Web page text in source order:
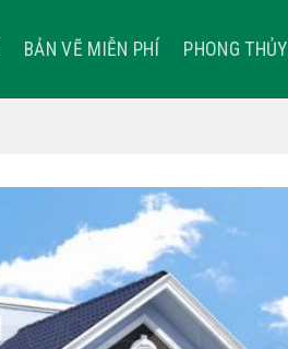
BẢN VẼ MIỄN PHÍ PHONG THỦY